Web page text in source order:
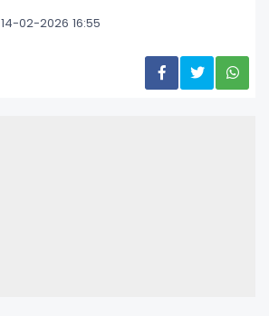
14-02-2026 16:55